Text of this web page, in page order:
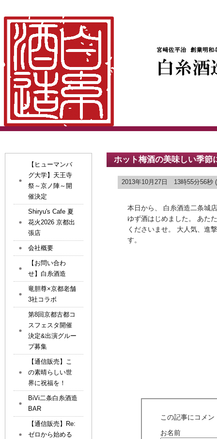
ホット梅酒の美味しい季節
2013年10月27日 13時55分56秒
本日から、 白糸酒造二条城
ゆず酒はじめました。 あた
くださいませ。 大人気、進
す。
この記事にコメン
お名前
【ヒューマンバ
グ大学】天王寺
祭～京ノ陣～開
催決定
Shiryu's Cafe 夏
花火2026 京都出
張店
会社概要
【お問い合わ
せ】白糸酒造
竜胆尊×京都老舗
3社コラボ
第8回京都古都コ
スフェスタ開催
決定&出演グルー
プ募集
【通信販売】こ
の素晴らしい世
界に祝福を！
BiVi二条白糸酒造
BAR
【通信販売】Re:
ゼロから始める